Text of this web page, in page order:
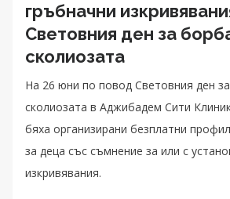
гръбначни
Световния ден за
сколиозата
На 26 юни по повод Световния ден
сколиозата в Аджибадем Сити
бяха организирани безплатни
за деца със съмнение за или с
изкривявания.